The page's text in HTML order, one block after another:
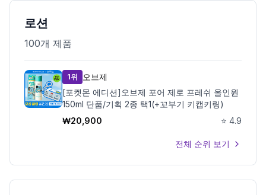
로션
100개 제품
1위
오브제
[포켓몬 에디션]오브제 포어 제로 프레쉬 올인원
150ml 단품/기획 2종 택1(+꼬부기 키캡키링)
₩20,900 ⭐ 4.9
전체 순위 보기